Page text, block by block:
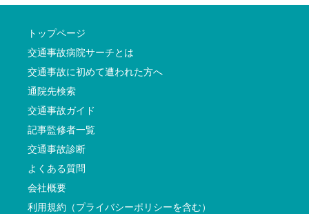
トップページ
交通事故病院サーチとは
交通事故に初めて遭われた方へ
通院先検索
交通事故ガイド
記事監修者一覧
交通事故診断
よくある質問
会社概要
利用規約（プライバシーポリシーを含む）